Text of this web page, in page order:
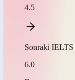
4.5
Sonraki IELTS
6.0